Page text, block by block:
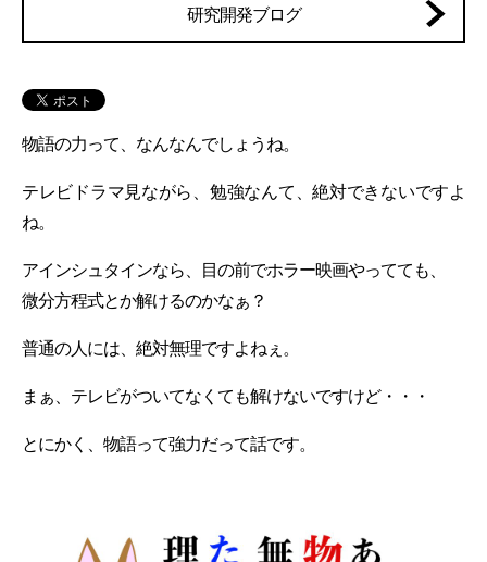
研究開発ブログ
物語の力って、なんなんでしょうね。
テレビドラマ見ながら、勉強なんて、絶対できないですよ
ね。
アインシュタインなら、目の前でホラー映画やってても、
微分方程式とか解けるのかなぁ？
普通の人には、絶対無理ですよねぇ。
まぁ、テレビがついてなくても解けないですけど・・・
とにかく、物語って強力だって話です。